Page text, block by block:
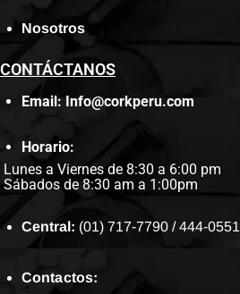
Nosotros
CONTÁCTANOS
Email: Info@corkperu.com
Horario:
Lunes a Viernes de 8:30 a 6:00 pm
Sábados de 8:30 am a 1:00pm
Central: (01) 717-7790 / 444-0551
Contactos: